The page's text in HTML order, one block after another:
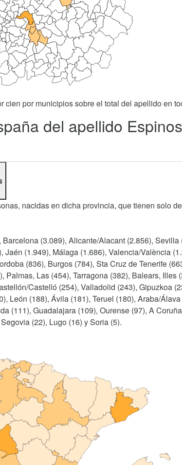
cien por municipios sobre el total del apellido en
del apellido
nacidas en dicha provincia, que tienen solo
(3.089), Alicante/Alacant (2.856), Sevilla
(1.949), Málaga (1.686), Valencia/València
(836), Burgos (784), Sta Cruz de Tenerife
Palmas, Las (454), Tarragona (382), Balears, Illes
Castelló (254), Valladolid (243), Gipuzkoa
León (188), Ávila (181), Teruel (180), Araba/
(111), Guadalajara (109), Ourense (97), A
(22), Lugo (16) y Soria (5).